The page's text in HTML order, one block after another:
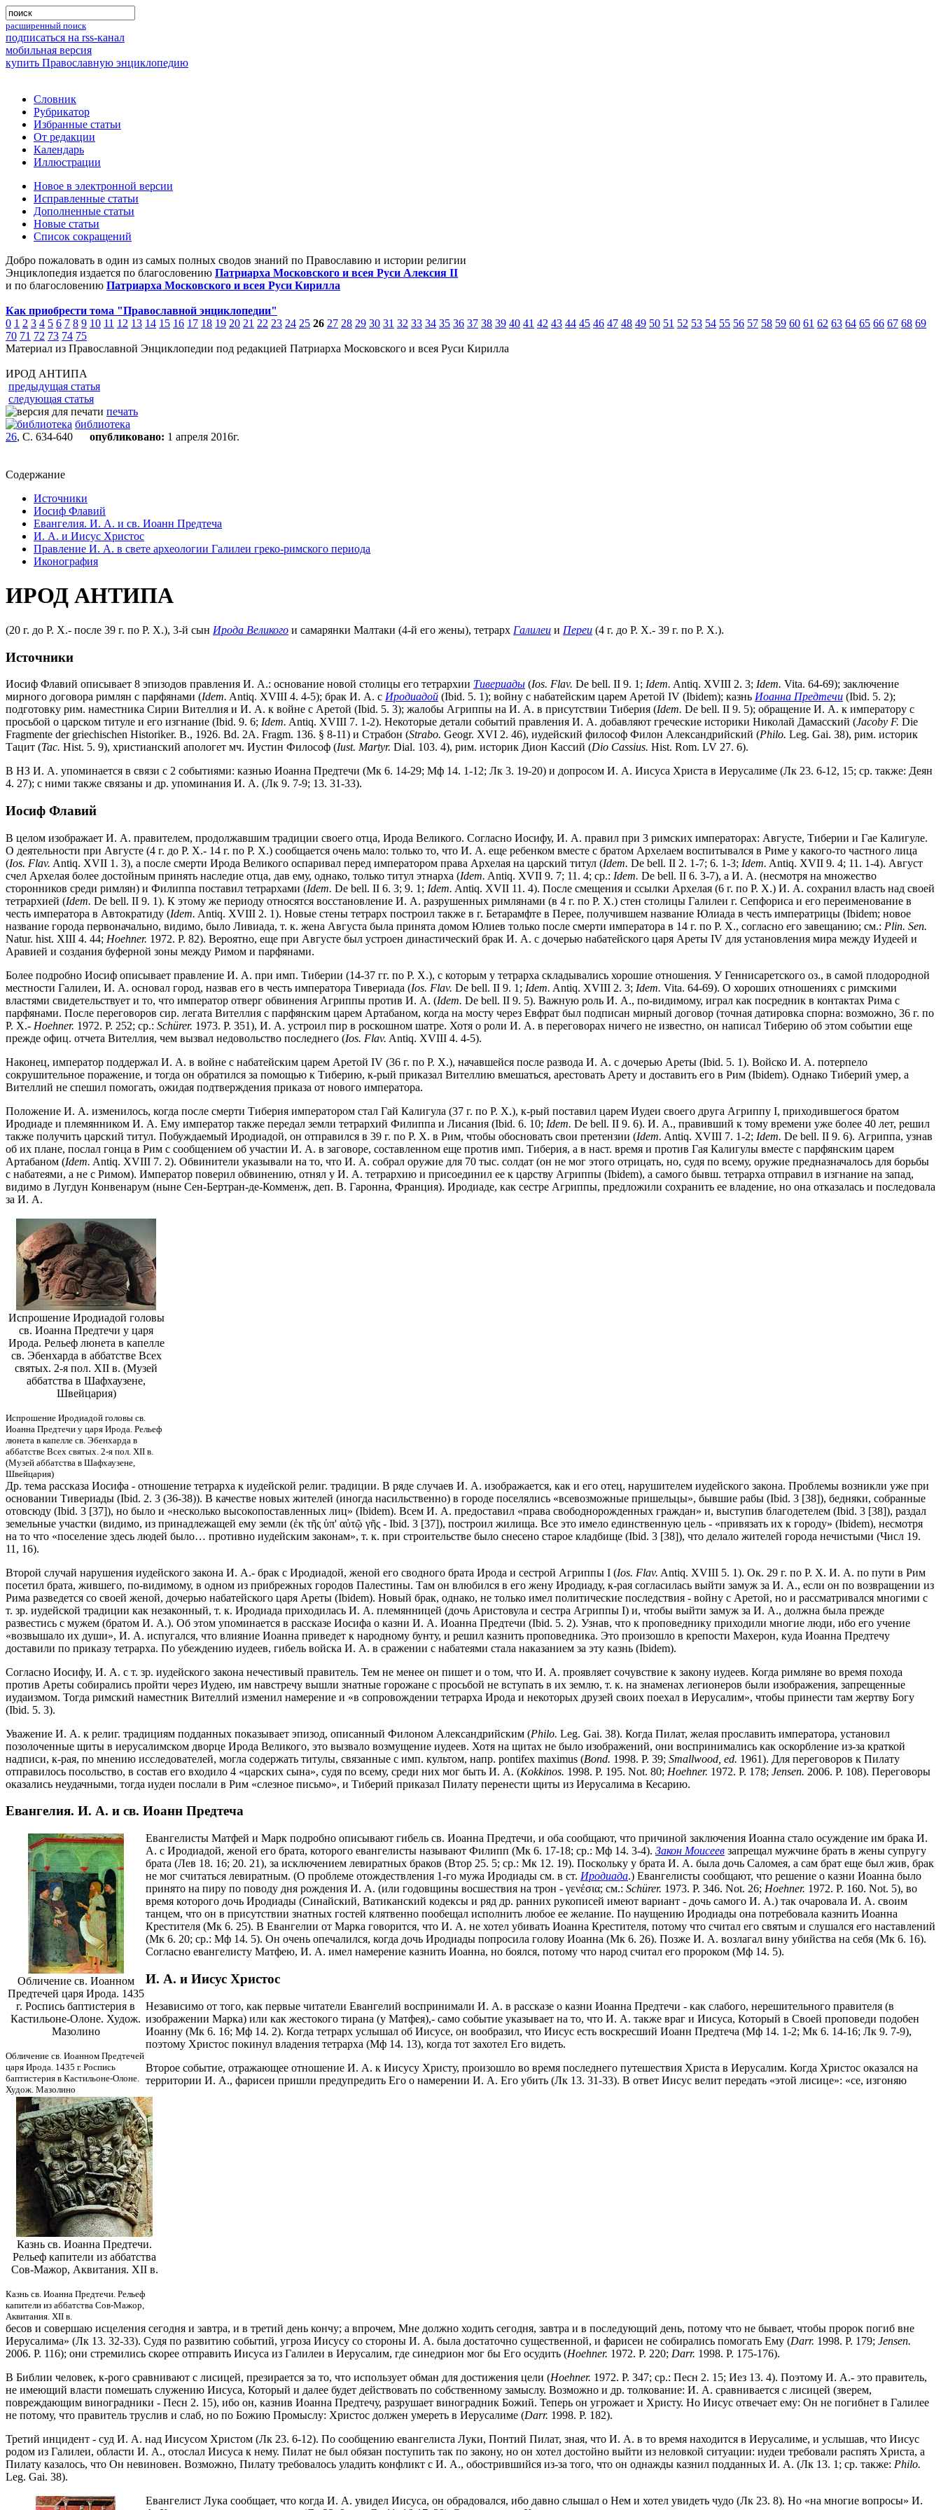
расширенный поиск
подписаться на rss-канал
мобильная версия
купить Православную энциклопедию
Словник
Рубрикатор
Избранные статьи
От редакции
Календарь
Иллюстрации
Новое в электронной версии
Исправленные статьи
Дополненные статьи
Новые статьи
Список сокращений
Добро пожаловать в один из самых полных сводов знаний по Православию и истории религии
Энциклопедия издается по благословению Патриарха Московского и всея Руси Алексия II
и по благословению Патриарха Московского и всея Руси Кирилла
Как приобрести тома "Православной энциклопедии"
0 1 2 3 4 5 6 7 8 9 10 11 12 13 14 15 16 17 18 19 20 21 22 23 24 25 26 27 28 29 30 31 32 33 34 35 36 37 38 39 40 41 42 43 44 45 46 47 48 49 50 51 52 53 54 55 56 57 58 59 60 61 62 63 64 65 66 67 68 69
70 71 72 73 74 75
Материал из Православной Энциклопедии под редакцией Патриарха Московского и всея Руси Кирилла
ИРОД АНТИПА
предыдущая статья
следующая статья
печать
библиотека
26, С. 634-640 опубликовано: 1 апреля 2016г.
Содержание
Источники
Иосиф Флавий
Евангелия. И. А. и св. Иоанн Предтеча
И. А. и Иисус Христос
Правление И. А. в свете археологии Галилеи греко-римского периода
Иконография
ИРОД АНТИПА
(20 г. до Р. Х.- после 39 г. по Р. Х.), 3-й сын Ирода Великого и самарянки Малтаки (4-й его жены), тетрарх Галилеи и Переи (4 г. до Р. Х.- 39 г. по Р. Х.).
Источники
Иосиф Флавий описывает 8 эпизодов правления И. А.: основание новой столицы его тетрархии Тивериады (Ios. Flav. De bell. II 9. 1; Idem. Antiq. XVIII 2. 3; Idem. Vita. 64-69); заключение
мирного договора римлян с парфянами (Idem. Antiq. XVIII 4. 4-5); брак И. А. с Иродиадой (Ibid. 5. 1); войну с набатейским царем Аретой IV (Ibidem); казнь Иоанна Предтечи (Ibid. 5. 2);
подготовку рим. наместника Сирии Вителлия и И. А. к войне с Аретой (Ibid. 5. 3); жалобы Агриппы на И. А. в присутствии Тиберия (Idem. De bell. II 9. 5); обращение И. А. к императору с
просьбой о царском титуле и его изгнание (Ibid. 9. 6; Idem. Antiq. XVIII 7. 1-2). Некоторые детали событий правления И. А. добавляют греческие историки Николай Дамасский (Jacoby F. Die
Fragmente der griechischen Historiker. B., 1926. Bd. 2A. Fragm. 136. § 8-11) и Страбон (Strabo. Geogr. XVI 2. 46), иудейский философ Филон Александрийский (Philo. Leg. Gai. 38), рим. историк
Тацит (Tac. Hist. 5. 9), христианский апологет мч. Иустин Философ (Iust. Martyr. Dial. 103. 4), рим. историк Дион Кассий (Dio Cassius. Hist. Rom. LV 27. 6).
В НЗ И. А. упоминается в связи с 2 событиями: казнью Иоанна Предтечи (Мк 6. 14-29; Мф 14. 1-12; Лк 3. 19-20) и допросом И. А. Иисуса Христа в Иерусалиме (Лк 23. 6-12, 15; ср. также: Деян
4. 27); с ними также связаны и др. упоминания И. А. (Лк 9. 7-9; 13. 31-33).
Иосиф Флавий
В целом изображает И. А. правителем, продолжавшим традиции своего отца, Ирода Великого. Согласно Иосифу, И. А. правил при 3 римских императорах: Августе, Тиберии и Гае Калигуле.
О деятельности при Августе (4 г. до Р. Х.- 14 г. по Р. Х.) сообщается очень мало: только то, что И. А. еще ребенком вместе с братом Архелаем воспитывался в Риме у какого-то частного лица
(Ios. Flav. Antiq. XVII 1. 3), а после смерти Ирода Великого оспаривал перед императором права Архелая на царский титул (Idem. De bell. II 2. 1-7; 6. 1-3; Idem. Antiq. XVII 9. 4; 11. 1-4). Август
счел Архелая более достойным принять наследие отца, дав ему, однако, только титул этнарха (Idem. Antiq. XVII 9. 7; 11. 4; ср.: Idem. De bell. II 6. 3-7), а И. А. (несмотря на множество
сторонников среди римлян) и Филиппа поставил тетрархами (Idem. De bell. II 6. 3; 9. 1; Idem. Antiq. XVII 11. 4). После смещения и ссылки Архелая (6 г. по Р. Х.) И. А. сохранил власть над своей
тетрархией (Idem. De bell. II 9. 1). К этому же периоду относятся восстановление И. А. разрушенных римлянами (в 4 г. по Р. Х.) стен столицы Галилеи г. Сепфориса и его переименование в
честь императора в Автократиду (Idem. Antiq. XVIII 2. 1). Новые стены тетрарх построил также в г. Бетарамфте в Перее, получившем название Юлиада в честь императрицы (Ibidem; новое
название города первоначально, видимо, было Ливиада, т. к. жена Августа была принята домом Юлиев только после смерти императора в 14 г. по Р. Х., согласно его завещанию; см.: Plin. Sen.
Natur. hist. XIII 4. 44; Hoehner. 1972. P. 82). Вероятно, еще при Августе был устроен династический брак И. А. с дочерью набатейского царя Ареты IV для установления мира между Иудеей и
Аравией и создания буферной зоны между Римом и парфянами.
Более подробно Иосиф описывает правление И. А. при имп. Тиберии (14-37 гг. по Р. Х.), c которым у тетрарха складывались хорошие отношения. У Геннисаретского оз., в самой плодородной
местности Галилеи, И. А. основал город, назвав его в честь императора Тивериада (Ios. Flav. De bell. II 9. 1; Idem. Antiq. XVIII 2. 3; Idem. Vita. 64-69). О хороших отношениях с римскими
властями свидетельствует и то, что император отверг обвинения Агриппы против И. А. (Idem. De bell. II 9. 5). Важную роль И. А., по-видимому, играл как посредник в контактах Рима с
парфянами. После переговоров сир. легата Вителлия с парфянским царем Артабаном, когда на мосту через Евфрат был подписан мирный договор (точная датировка спорна: возможно, 36 г. по
Р. Х.- Hoehner. 1972. P. 252; ср.: Schürer. 1973. P. 351), И. А. устроил пир в роскошном шатре. Хотя о роли И. А. в переговорах ничего не известно, он написал Тиберию об этом событии еще
прежде офиц. отчета Вителлия, чем вызвал недовольство последнего (Ios. Flav. Antiq. XVIII 4. 4-5).
Наконец, император поддержал И. А. в войне с набатейским царем Аретой IV (36 г. по Р. Х.), начавшейся после развода И. А. с дочерью Ареты (Ibid. 5. 1). Войско И. А. потерпело
сокрушительное поражение, и тогда он обратился за помощью к Тиберию, к-рый приказал Вителлию вмешаться, арестовать Арету и доставить его в Рим (Ibidem). Однако Тиберий умер, а
Вителлий не спешил помогать, ожидая подтверждения приказа от нового императора.
Положение И. А. изменилось, когда после смерти Тиберия императором стал Гай Калигула (37 г. по Р. Х.), к-рый поставил царем Иудеи своего друга Агриппу I, приходившегося братом
Иродиаде и племянником И. А. Ему император также передал земли тетрархий Филиппа и Лисания (Ibid. 6. 10; Idem. De bell. II 9. 6). И. А., правивший к тому времени уже более 40 лет, решил
также получить царский титул. Побуждаемый Иродиадой, он отправился в 39 г. по Р. Х. в Рим, чтобы обосновать свои претензии (Idem. Antiq. XVIII 7. 1-2; Idem. De bell. II 9. 6). Агриппа, узнав
об их плане, послал гонца в Рим с сообщением об участии И. А. в заговоре, составленном еще против имп. Тиберия, а в наст. время и против Гая Калигулы вместе с парфянским царем
Артабаном (Idem. Antiq. XVIII 7. 2). Обвинители указывали на то, что И. А. собрал оружие для 70 тыс. солдат (он не мог этого отрицать, но, судя по всему, оружие предназначалось для борьбы
с набатеями, а не с Римом). Император поверил обвинению, отнял у И. А. тетрархию и присоединил ее к царству Агриппы (Ibidem), а самого бывш. тетрарха отправил в изгнание на запад,
видимо в Лугдун Конвенарум (ныне Сен-Бертран-де-Комменж, деп. В. Гаронна, Франция). Иродиаде, как сестре Агриппы, предложили сохранить ее владение, но она отказалась и последовала
за И. А.
Испрошение Иродиадой головы
св. Иоанна Предтечи у царя
Ирода. Рельеф люнета в капелле
св. Эбенхарда в аббатстве Всех
святых. 2-я пол. XII в. (Музей
аббатства в Шафхаузене,
Швейцария)
Испрошение Иродиадой головы св.
Иоанна Предтечи у царя Ирода. Рельеф
люнета в капелле св. Эбенхарда в
аббатстве Всех святых. 2-я пол. XII в.
(Музей аббатства в Шафхаузене,
Швейцария)
Др. тема рассказа Иосифа - отношение тетрарха к иудейской религ. традиции. В ряде случаев И. А. изображается, как и его отец, нарушителем иудейского закона. Проблемы возникли уже при
основании Тивериады (Ibid. 2. 3 (36-38)). В качестве новых жителей (иногда насильственно) в городе поселялись «всевозможные пришельцы», бывшие рабы (Ibid. 3 [38]), бедняки, собранные
отовсюду (Ibid. 3 [37]), но было и «несколько высокопоставленных лиц» (Ibidem). Всем И. А. предоставил «права свободнорожденных граждан» и, выступив благодетелем (Ibid. 3 [38]), раздал
земельные участки (видимо, из принадлежащей ему земли (ἐκ τῆς ὑπ' αὐτῷ γῆς - Ibid. 3 [37]), построил жилища. Все это имело единственную цель - «привязать их к городу» (Ibidem), несмотря
на то что «поселение здесь людей было… противно иудейским законам», т. к. при строительстве было снесено старое кладбище (Ibid. 3 [38]), что делало жителей города нечистыми (Числ 19.
11, 16).
Второй случай нарушения иудейского закона И. А.- брак с Иродиадой, женой его сводного брата Ирода и сестрой Агриппы I (Ios. Flav. Antiq. XVIII 5. 1). Ок. 29 г. по Р. Х. И. А. по пути в Рим
посетил брата, жившего, по-видимому, в одном из прибрежных городов Палестины. Там он влюбился в его жену Иродиаду, к-рая согласилась выйти замуж за И. А., если он по возвращении из
Рима разведется со своей женой, дочерью набатейского царя Ареты (Ibidem). Новый брак, однако, не только имел политические последствия - войну с Аретой, но и рассматривался многими с
т. зр. иудейской традиции как незаконный, т. к. Иродиада приходилась И. А. племянницей (дочь Аристовула и сестра Агриппы I) и, чтобы выйти замуж за И. А., должна была прежде
развестись с мужем (братом И. А.). Об этом упоминается в рассказе Иосифа о казни И. А. Иоанна Предтечи (Ibid. 5. 2). Узнав, что к проповеднику приходили многие люди, ибо его учение
«возвышало их души», И. А. испугался, что влияние Иоанна приведет к народному бунту, и решил казнить проповедника. Это произошло в крепости Махерон, куда Иоанна Предтечу
доставили по приказу тетрарха. По убеждению иудеев, гибель войска И. А. в сражении с набатеями стала наказанием за эту казнь (Ibidem).
Согласно Иосифу, И. А. с т. зр. иудейского закона нечестивый правитель. Тем не менее он пишет и о том, что И. А. проявляет сочувствие к закону иудеев. Когда римляне во время похода
против Ареты собирались пройти через Иудею, им навстречу вышли знатные горожане с просьбой не вступать в их землю, т. к. на знаменах легионеров были изображения, запрещенные
иудаизмом. Тогда римский наместник Вителлий изменил намерение и «в сопровождении тетрарха Ирода и некоторых друзей своих поехал в Иерусалим», чтобы принести там жертву Богу
(Ibid. 5. 3).
Уважение И. А. к религ. традициям подданных показывает эпизод, описанный Филоном Александрийским (Philo. Leg. Gai. 38). Когда Пилат, желая прославить императора, установил
позолоченные щиты в иерусалимском дворце Ирода Великого, это вызвало возмущение иудеев. Хотя на щитах не было изображений, они воспринимались как оскорбление из-за краткой
надписи, к-рая, по мнению исследователей, могла содержать титулы, связанные с имп. культом, напр. pontifex maximus (Bond. 1998. P. 39; Smallwood, ed. 1961). Для переговоров к Пилату
отправилось посольство, в состав его входило 4 «царских сына», судя по всему, среди них мог быть И. А. (Kokkinos. 1998. P. 195. Not. 80; Hoehner. 1972. P. 178; Jensen. 2006. P. 108). Переговоры
оказались неудачными, тогда иудеи послали в Рим «слезное письмо», и Тиберий приказал Пилату перенести щиты из Иерусалима в Кесарию.
Евангелия. И. А. и св. Иоанн Предтеча
Обличение св. Иоанном
Предтечей царя Ирода. 1435
г. Роспись баптистерия в
Кастильоне-Олоне. Худож.
Мазолино
Обличение св. Иоанном Предтечей
царя Ирода. 1435 г. Роспись
баптистерия в Кастильоне-Олоне.
Худож. Мазолино
Евангелисты Матфей и Марк подробно описывают гибель св. Иоанна Предтечи, и оба сообщают, что причиной заключения Иоанна стало осуждение им брака И.
А. с Иродиадой, женой его брата, которого евангелисты называют Филипп (Мк 6. 17-18; ср.: Мф 14. 3-4). Закон Моисеев запрещал мужчине брать в жены супругу
брата (Лев 18. 16; 20. 21), за исключением левиратных браков (Втор 25. 5; ср.: Мк 12. 19). Поскольку у брата И. А. была дочь Саломея, а сам брат еще был жив, брак
не мог считаться левиратным. (О проблеме отождествления 1-го мужа Иродиады см. в ст. Иродиада.) Евангелисты сообщают, что решение о казни Иоанна было
принято на пиру по поводу дня рождения И. А. (или годовщины восшествия на трон - γενέσια; см.: Schürer. 1973. P. 346. Not. 26; Hoehner. 1972. P. 160. Not. 5), во
время которого дочь Иродиады (Синайский, Ватиканский кодексы и ряд др. ранних рукописей имеют вариант - дочь самого И. А.) так очаровала И. А. своим
танцем, что он в присутствии знатных гостей клятвенно пообещал исполнить любое ее желание. По наущению Иродиады она потребовала казнить Иоанна
Крестителя (Мк 6. 25). В Евангелии от Марка говорится, что И. А. не хотел убивать Иоанна Крестителя, потому что считал его святым и слушался его наставлений
(Мк 6. 20; ср.: Мф 14. 5). Он очень опечалился, когда дочь Иродиады попросила голову Иоанна (Мк 6. 26). Позже И. А. возлагал вину убийства на себя (Мк 6. 16).
Согласно евангелисту Матфею, И. А. имел намерение казнить Иоанна, но боялся, потому что народ считал его пророком (Мф 14. 5).
И. А. и Иисус Христос
Независимо от того, как первые читатели Евангелий воспринимали И. А. в рассказе о казни Иоанна Предтечи - как слабого, нерешительного правителя (в
изображении Марка) или как жестокого тирана (у Матфея),- само событие указывает на то, что И. А. также враг и Иисуса, Который в Своей проповеди подобен
Иоанну (Мк 6. 16; Мф 14. 2). Когда тетрарх услышал об Иисусе, он вообразил, что Иисус есть воскресший Иоанн Предтеча (Мф 14. 1-2; Мк 6. 14-16; Лк 9. 7-9),
поэтому Христос покинул владения тетрарха (Мф 14. 13), когда тот захотел Его видеть.
Казнь св. Иоанна Предтечи.
Рельеф капители из аббатства
Сов-Мажор, Аквитания. XII в.
Казнь св. Иоанна Предтечи. Рельеф
капители из аббатства Сов-Мажор,
Аквитания. XII в.
Второе событие, отражающее отношение И. А. к Иисусу Христу, произошло во время последнего путешествия Христа в Иерусалим. Когда Христос оказался на
территории И. А., фарисеи пришли предупредить Его о намерении И. А. Его убить (Лк 13. 31-33). В ответ Иисус велит передать «этой лисице»: «се, изгоняю
бесов и совершаю исцеления сегодня и завтра, и в третий день кончу; а впрочем, Мне должно ходить сегодня, завтра и в последующий день, потому что не бывает, чтобы пророк погиб вне
Иерусалима» (Лк 13. 32-33). Судя по развитию событий, угроза Иисусу со стороны И. А. была достаточно существенной, и фарисеи не собирались помогать Ему (Darr. 1998. P. 179; Jensen.
2006. P. 116); они стремились скорее отправить Иисуса из Галилеи в Иерусалим, где синедрион мог бы Его осудить (Hoehner. 1972. P. 220; Darr. 1998. P. 175-176).
В Библии человек, к-рого сравнивают с лисицей, презирается за то, что использует обман для достижения цели (Hoehner. 1972. P. 347; ср.: Песн 2. 15; Иез 13. 4). Поэтому И. А.- это правитель,
не имеющий власти помешать служению Иисуса, Который и далее будет действовать по собственному замыслу. Возможно и др. толкование: И. А. сравнивается с лисицей (зверем,
повреждающим виноградники - Песн 2. 15), ибо он, казнив Иоанна Предтечу, разрушает виноградник Божий. Теперь он угрожает и Христу. Но Иисус отвечает ему: Он не погибнет в Галилее
не потому, что правитель труслив и слаб, но по Божию Промыслу: Христос должен умереть в Иерусалиме (Darr. 1998. P. 182).
Третий инцидент - суд И. А. над Иисусом Христом (Лк 23. 6-12). По сообщению евангелиста Луки, Понтий Пилат, зная, что И. А. в то время находится в Иерусалиме, и услышав, что Иисус
родом из Галилеи, области И. А., отослал Иисуса к нему. Пилат не был обязан поступить так по закону, но он хотел достойно выйти из неловкой ситуации: иудеи требовали распять Христа, а
Пилату казалось, что Он невиновен. Возможно, Пилату требовалось уладить конфликт с И. А., обострившийся из-за того, что он однажды казнил подданных И. А. (Лк 13. 1; ср. также: Philo.
Leg. Gai. 38).
Евангелист Лука сообщает, что когда И. А. увидел Иисуса, он обрадовался, ибо давно слышал о Нем и хотел увидеть чудо (Лк 23. 8). Но «на многие вопросы» И.